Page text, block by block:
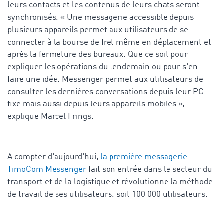
leurs contacts et les contenus de leurs chats seront
synchronisés. « Une messagerie accessible depuis
plusieurs appareils permet aux utilisateurs de se
connecter à la bourse de fret même en déplacement et
après la fermeture des bureaux. Que ce soit pour
expliquer les opérations du lendemain ou pour s'en
faire une idée. Messenger permet aux utilisateurs de
consulter les dernières conversations depuis leur PC
fixe mais aussi depuis leurs appareils mobiles »,
explique Marcel Frings.
A compter d'aujourd'hui, la première messagerie
TimoCom Messenger fait son entrée dans le secteur du
transport et de la logistique et révolutionne la méthode
de travail de ses utilisateurs. soit 100 000 utilisateurs.